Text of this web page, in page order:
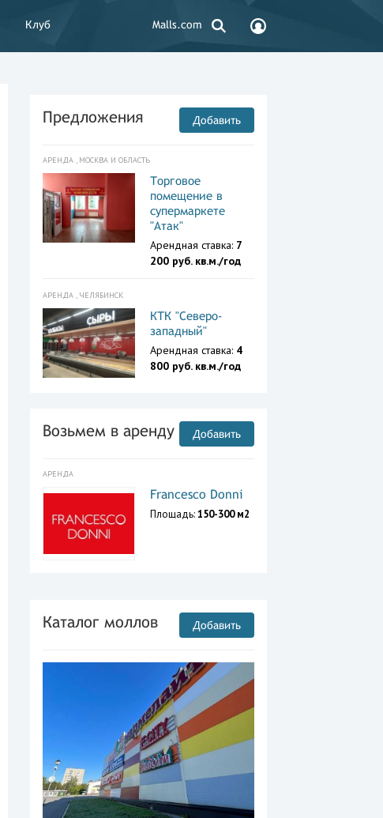
Клуб Malls.com
Предложения Добавить
АРЕНДА , МОСКВА И ОБЛАСТЬ
Торговое
помещение в
супермаркете
"Атак"
Арендная ставка: 7
200 руб. кв.м./год
АРЕНДА , ЧЕЛЯБИНСК
КТК "Северо-
западный"
Арендная ставка: 4
800 руб. кв.м./год
Возьмем в аренду Добавить
АРЕНДА
Francesco Donni
Площадь:150-300 м2
Каталог моллов Добавить